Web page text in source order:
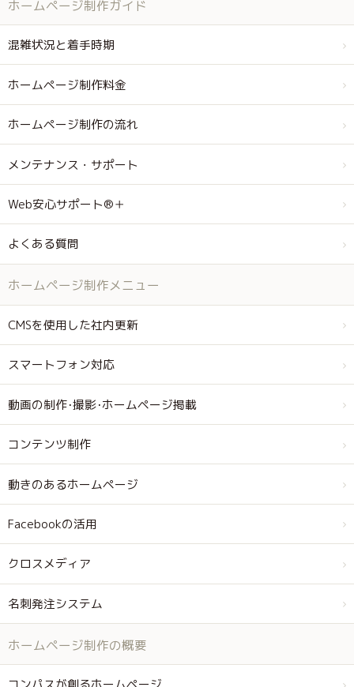
ホームページ制作ガイド
混雑状況と着手時期
ホームページ制作料金
ホームページ制作の流れ
メンテナンス・サポート
Web安心サポート®＋
よくある質問
ホームページ制作メニュー
CMSを使用した社内更新
スマートフォン対応
動画の制作･撮影･ホームページ掲載
コンテンツ制作
動きのあるホームページ
Facebookの活用
クロスメディア
名刺発注システム
ホームページ制作の概要